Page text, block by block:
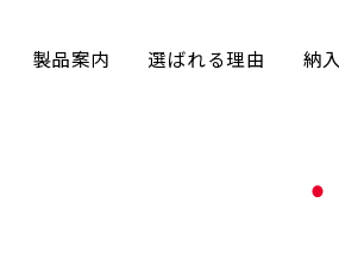
製品案内 選ばれる理由 納